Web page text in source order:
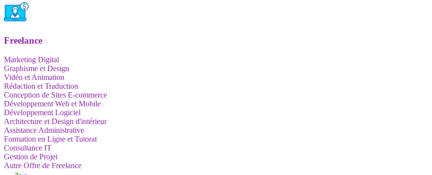
Freelance
Marketing Digital
Graphisme et Design
Vidéo et Animation
Rédaction et Traduction
Conception de Sites E-commerce
Développement Web et Mobile
Développement Logiciel
Architecture et Design d'intérieur
Assistance Administrative
Formation en Ligne et Tutorat
Consultance IT
Gestion de Projet
Autre Offre de Freelance